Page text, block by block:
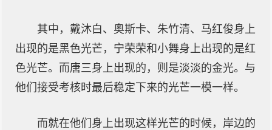
其中，戴沐白、奥斯卡、朱竹清、马红俊身上
出现的是黑色光芒，宁荣荣和小舞身上出现的是红
色光芒。而唐三身上出现的，则是淡淡的金光。与
他们接受考核时最后稳定下来的光芒一模一样。
而就在他们身上出现这样光芒的时候，岸边的